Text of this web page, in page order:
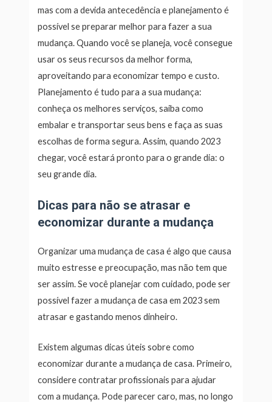
mas com a devida antecedência e planejamento é
possível se preparar melhor para fazer a sua
mudança. Quando você se planeja, você consegue
usar os seus recursos da melhor forma,
aproveitando para economizar tempo e custo.
Planejamento é tudo para a sua mudança:
conheça os melhores serviços, saiba como
embalar e transportar seus bens e faça as suas
escolhas de forma segura. Assim, quando 2023
chegar, você estará pronto para o grande dia: o
seu grande dia.
Dicas para não se atrasar e
economizar durante a mudança
Organizar uma mudança de casa é algo que causa
muito estresse e preocupação, mas não tem que
ser assim. Se você planejar com cuidado, pode ser
possível fazer a mudança de casa em 2023 sem
atrasar e gastando menos dinheiro.
Existem algumas dicas úteis sobre como
economizar durante a mudança de casa. Primeiro,
considere contratar profissionais para ajudar
com a mudança. Pode parecer caro, mas, no longo